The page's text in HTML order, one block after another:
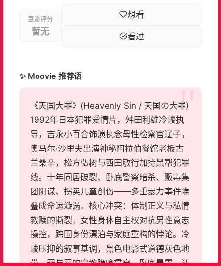
豆瓣评分
暂无
想看
看过
✨ Moovie 推荐语
《天国大罪》(Heavenly Sin / 天国の大罪)
1992年日本犯罪爱情片，舛田利雄冷峻执
导，吉永小百合饰演执念母性检察官辽子，
奥马尔·沙里夫出演神秘阿拉伯餐馆老板古
兰桑辛，松方弘树与西田敏行加持黑帮犯罪
线。十年同居破裂、卧底警察暗杀、贩毒集
团阴谋、拐卖儿童创伤——多重暴力事件堆
叠成命运漩涡。核心冲突：体制正义与私情
救赎的撕裂，女性身体自主权对抗男性意志
操控，跨国身份漂泊与家庭重构的悖论。冷
峻压抑的叙事基调，黑色电影式道德灰色地
带，罪与罚的宗教隐喻贯穿。卧底暴露、证